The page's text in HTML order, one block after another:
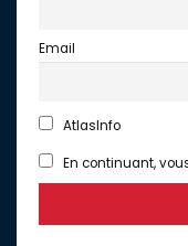
Email
AtlasInfo
En continuant,